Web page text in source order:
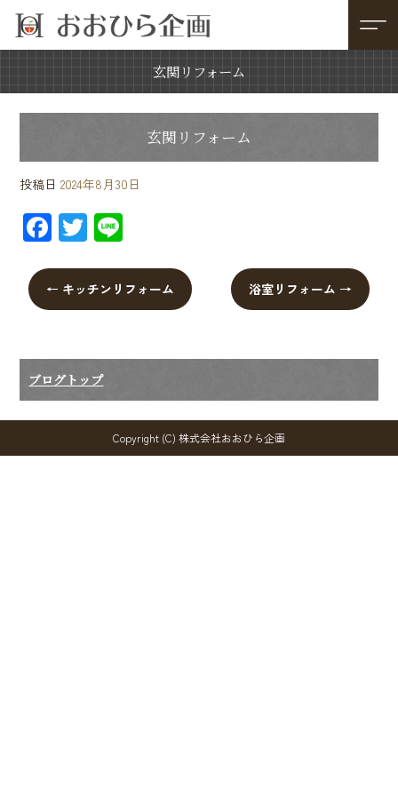
玄関リフォーム
玄関リフォーム
投稿日 2024年8月30日
F
e
b
ok
T
tt
er
← キッチンリフォーム 浴室リフォーム →
ブログトップ
Copyright (C) 株式会社おおひら企画